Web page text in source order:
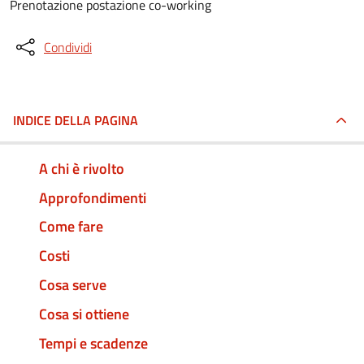
Prenotazione postazione co-working
Condividi
INDICE DELLA PAGINA
A chi è rivolto
Approfondimenti
Come fare
Costi
Cosa serve
Cosa si ottiene
Tempi e scadenze